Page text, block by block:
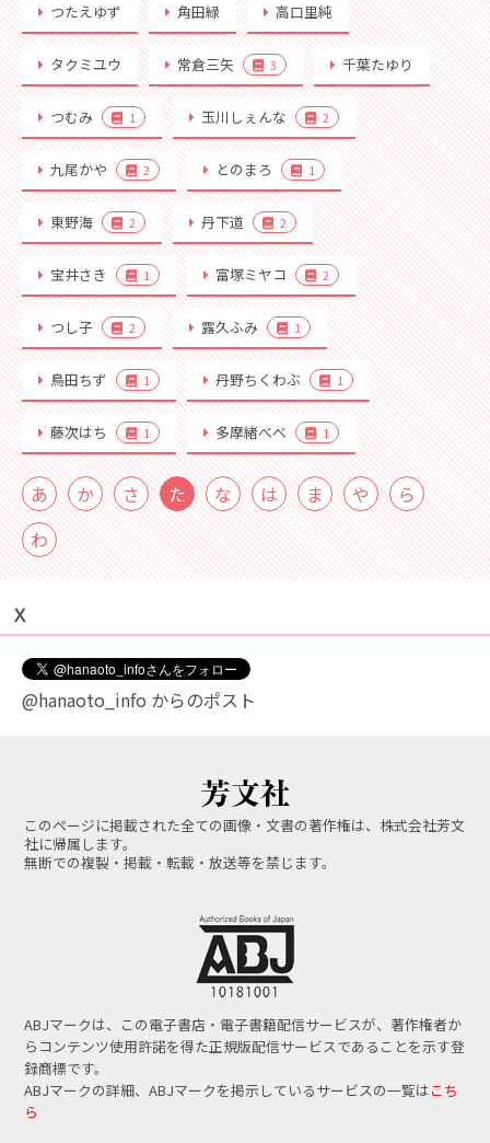
つたえゆず 角田緑 高口里純
タクミユウ 常倉三矢 3 千葉たゆり
つむみ 1 玉川しぇんな 2
九尾かや 2 とのまろ 1
東野海 2 丹下道 2
宝井さき 1 富塚ミヤコ 2
つし子 2 露久ふみ 1
鳥田ちず 1 丹野ちくわぶ 1
藤次はち 1 多摩緒べべ 1
あ か さ た な は ま や
ら
わ
Ｘ
@hanaoto_info からのポスト
このページに掲載された全ての画像・文書の著作権は、株式会社芳文
社に帰属します。
無断での複製・掲載・転載・放送等を禁じます。
ABJマークは、この電子書店・電子書籍配信サービスが、著作権者か
らコンテンツ使用許諾を得た正規版配信サービスであることを示す登
録商標です。
ABJマークの詳細、ABJマークを掲示しているサービスの一覧はこち
ら